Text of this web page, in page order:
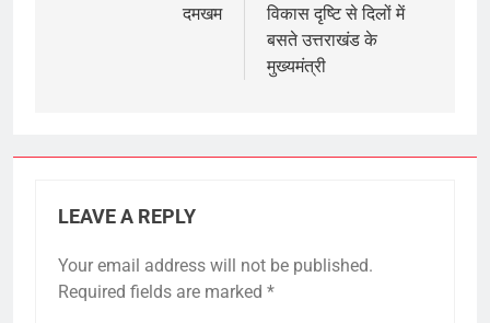
दमखम
विकास दृष्टि से दिलों में
बसते उत्तराखंड के
मुख्यमंत्री
LEAVE A REPLY
Your email address will not be published.
Required fields are marked *